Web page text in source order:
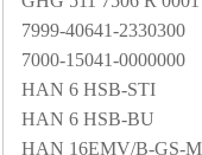
7999-40641-2330300
7000-15041-0000000
HAN 6 HSB-STI
HAN 6 HSB-BU
HAN 16EMV/B-GS-